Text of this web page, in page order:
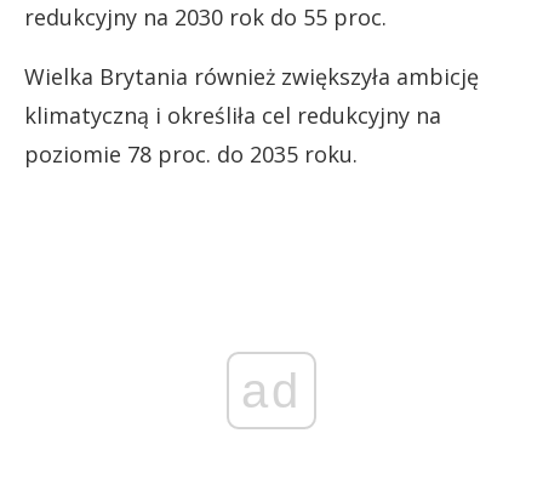
redukcyjny na 2030 rok do 55 proc.
Wielka Brytania również zwiększyła ambicję
klimatyczną i określiła cel redukcyjny na
poziomie 78 proc. do 2035 roku.
ad